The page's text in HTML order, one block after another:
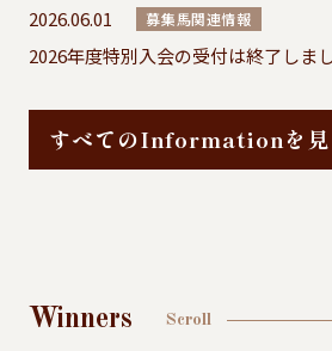
2026.06.01 募集馬関連情報
2026年度特別入会の受付は終了しま
すべてのInformationを見
Winners Scroll